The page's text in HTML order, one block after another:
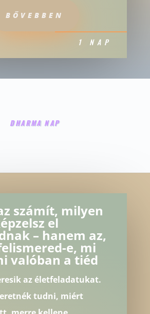
BŐVEBBEN
1 NAP
DHARMA NAP
számít, milyen
el
– hanem az,
e, mi
valóban a tiéd
az életfeladatukat.
tudni, miért